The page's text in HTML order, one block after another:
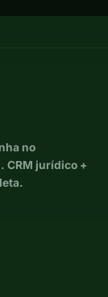
no
CRM jurídico +